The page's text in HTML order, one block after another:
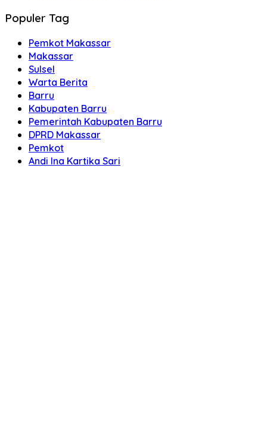
Populer Tag
Pemkot Makassar
Makassar
Sulsel
Warta Berita
Barru
Kabupaten Barru
Pemerintah Kabupaten Barru
DPRD Makassar
Pemkot
Andi Ina Kartika Sari